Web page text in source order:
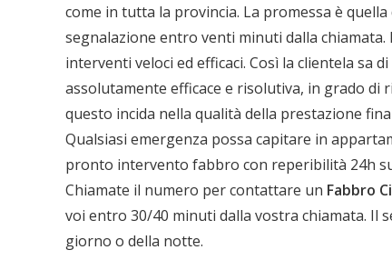
come in tutta la provincia. La promessa è
segnalazione entro venti minuti dalla
interventi veloci ed efficaci. Così la clientela sa
assolutamente efficace e risolutiva, in grado
questo incida nella qualità della prestazione
Qualsiasi emergenza possa capitare in
pronto intervento fabbro con reperibilità 24h
Chiamate il numero per contattare un Fabbro
voi entro 30/40 minuti dalla vostra chiamata. Il
giorno o della notte.